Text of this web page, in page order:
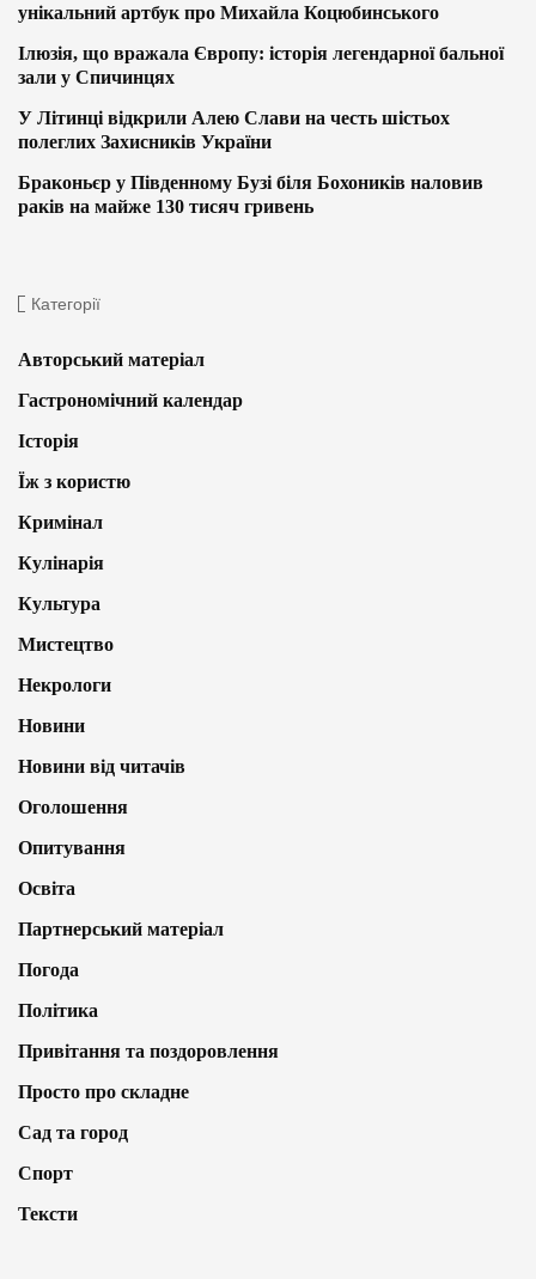
унікальний артбук про Михайла Коцюбинського
Ілюзія, що вражала Європу: історія легендарної бальної
зали у Спичинцях
У Літинці відкрили Алею Слави на честь шістьох
полеглих Захисників України
Браконьєр у Південному Бузі біля Бохоників наловив
раків на майже 130 тисяч гривень
Категорії
Авторський матеріал
Гастрономічний календар
Історія
Їж з користю
Кримінал
Кулінарія
Культура
Мистецтво
Некрологи
Новини
Новини від читачів
Оголошення
Опитування
Освіта
Партнерський матеріал
Погода
Політика
Привітання та поздоровлення
Просто про складне
Сад та город
Спорт
Тексти